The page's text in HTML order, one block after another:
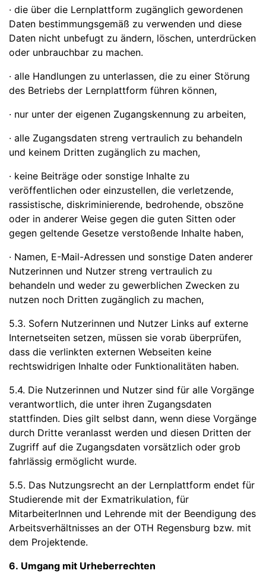
· die über die Lernplattform zugänglich gewordenen
Daten bestimmungsgemäß zu verwenden und diese
Daten nicht unbefugt zu ändern, löschen, unterdrücken
oder unbrauchbar zu machen.
· alle Handlungen zu unterlassen, die zu einer Störung
des Betriebs der Lernplattform führen können,
· nur unter der eigenen Zugangskennung zu arbeiten,
· alle Zugangsdaten streng vertraulich zu behandeln
und keinem Dritten zugänglich zu machen,
· keine Beiträge oder sonstige Inhalte zu
veröffentlichen oder einzustellen, die verletzende,
rassistische, diskriminierende, bedrohende, obszöne
oder in anderer Weise gegen die guten Sitten oder
gegen geltende Gesetze verstoßende Inhalte haben,
· Namen, E-Mail-Adressen und sonstige Daten anderer
Nutzerinnen und Nutzer streng vertraulich zu
behandeln und weder zu gewerblichen Zwecken zu
nutzen noch Dritten zugänglich zu machen,
5.3. Sofern Nutzerinnen und Nutzer Links auf externe
Internetseiten setzen, müssen sie vorab überprüfen,
dass die verlinkten externen Webseiten keine
rechtswidrigen Inhalte oder Funktionalitäten haben.
5.4. Die Nutzerinnen und Nutzer sind für alle Vorgänge
verantwortlich, die unter ihren Zugangsdaten
stattfinden. Dies gilt selbst dann, wenn diese Vorgänge
durch Dritte veranlasst werden und diesen Dritten der
Zugriff auf die Zugangsdaten vorsätzlich oder grob
fahrlässig ermöglicht wurde.
5.5. Das Nutzungsrecht an der Lernplattform endet für
Studierende mit der Exmatrikulation, für
MitarbeiterInnen und Lehrende mit der Beendigung des
Arbeitsverhältnisses an der OTH Regensburg bzw. mit
dem Projektende.
6. Umgang mit Urheberrechten